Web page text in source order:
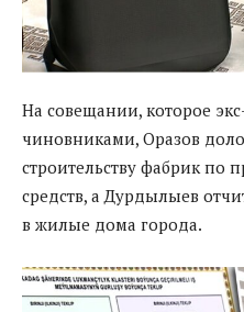
На совещании, которое
чиновниками, Оразов
строительству фабрик по
средств, а Дурдылыев
в жилые дома города.